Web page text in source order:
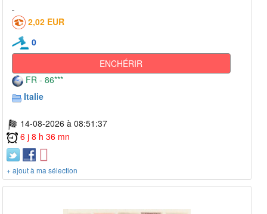
2,02 EUR
0
ENCHÉRIR
FR - 86***
Italie
14-08-2026 à 08:51:37
6 j 8 h 36 mn
+ ajout à ma sélection